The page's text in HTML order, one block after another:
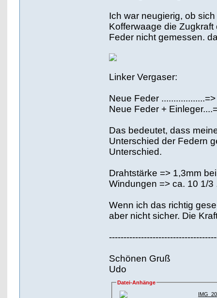
Ich war neugierig, ob
Kofferwaage die
Feder nicht gemessen.
Linker Vergaser:
Neue Feder
Neue Feder +
Das bedeutet, dass
Unterschied der Federn
Unterschied.
Drahtstärke => 1,3mm
Windungen => ca. 10 1/
Wenn ich das richtig
aber nicht sicher. Die
Schönen Gruß
Udo
Datei-Anhänge